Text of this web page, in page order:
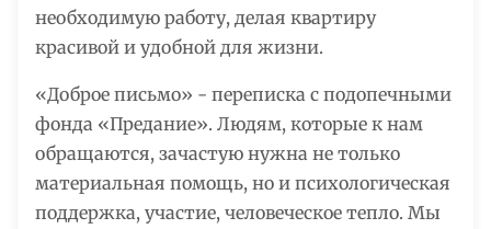
необходимую работу, делая квартиру
красивой и удобной для жизни.
«Доброе письмо» - переписка с подопечными
фонда «Предание». Людям, которые к нам
обращаются, зачастую нужна не только
материальная помощь, но и психологическая
поддержка, участие, человеческое тепло. Мы